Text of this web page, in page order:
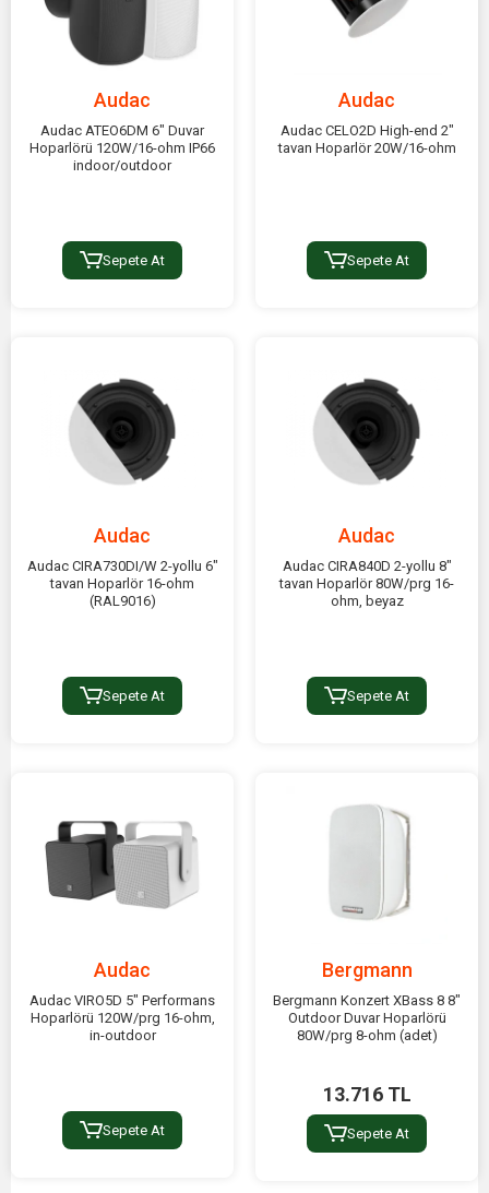
Audac
Audac ATEO6DM 6" Duvar
Hoparlörü 120W/16-ohm IP66
indoor/outdoor
Sepete At
Audac
Audac CELO2D High-end 2"
tavan Hoparlör 20W/16-ohm
Sepete At
Audac
Audac CIRA730DI/W 2-yollu 6"
tavan Hoparlör 16-ohm
(RAL9016)
Sepete At
Audac
Audac CIRA840D 2-yollu 8"
tavan Hoparlör 80W/prg 16-
ohm, beyaz
Sepete At
Audac
Audac VIRO5D 5" Performans
Hoparlörü 120W/prg 16-ohm,
in-outdoor
Sepete At
Bergmann
Bergmann Konzert XBass 8 8"
Outdoor Duvar Hoparlörü
80W/prg 8-ohm (adet)
13.716 TL
Sepete At